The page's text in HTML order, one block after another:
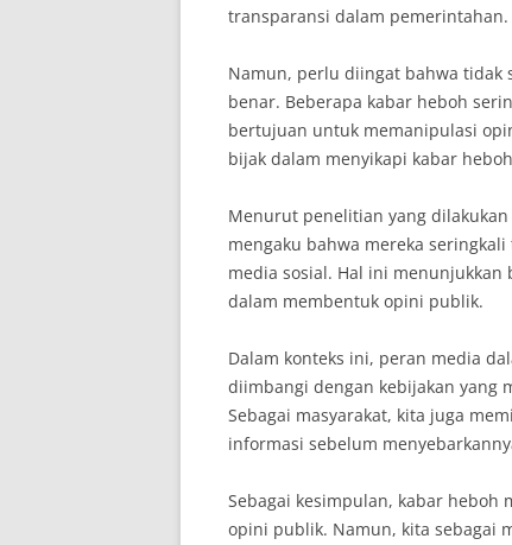
transparansi dalam pemerintahan.
Namun, perlu diingat bahwa tidak
benar. Beberapa kabar heboh
bertujuan untuk memanipulasi
bijak dalam menyikapi kabar
Menurut penelitian yang dilakukan
mengaku bahwa mereka
media sosial. Hal ini
dalam membentuk opini publik.
Dalam konteks ini, peran media
diimbangi dengan kebijakan yang
Sebagai masyarakat, kita juga
informasi sebelum
Sebagai kesimpulan, kabar heboh
opini publik. Namun, kita sebagai